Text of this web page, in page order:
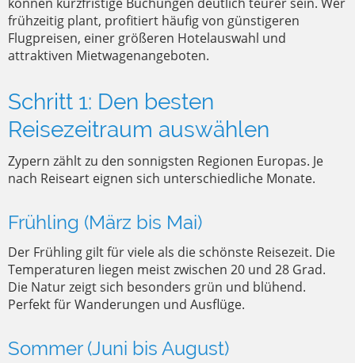
frühzeitig plant, profitiert häufig von günstigeren
Flugpreisen, einer größeren Hotelauswahl und
attraktiven Mietwagenangeboten.
Schritt 1: Den besten
Reisezeitraum auswählen
Zypern zählt zu den sonnigsten Regionen Europas. Je
nach Reiseart eignen sich unterschiedliche Monate.
Frühling (März bis Mai)
Der Frühling gilt für viele als die schönste Reisezeit. Die
Temperaturen liegen meist zwischen 20 und 28 Grad.
Die Natur zeigt sich besonders grün und blühend.
Perfekt für Wanderungen und Ausflüge.
Sommer (Juni bis August)